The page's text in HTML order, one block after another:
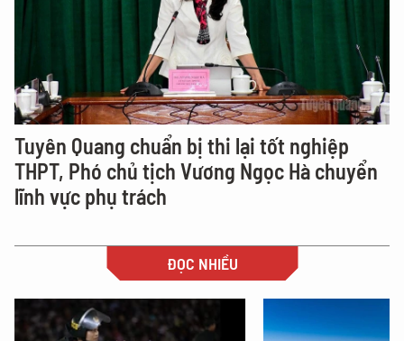
Tuyên Quang chuẩn bị thi lại tốt nghiệp
THPT, Phó chủ tịch Vương Ngọc Hà chuyển
lĩnh vực phụ trách
ĐỌC NHIỀU